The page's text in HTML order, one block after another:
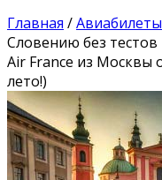
Главная /Авиабилеты
Словению без тестов
Air France из Москвы
лето!)